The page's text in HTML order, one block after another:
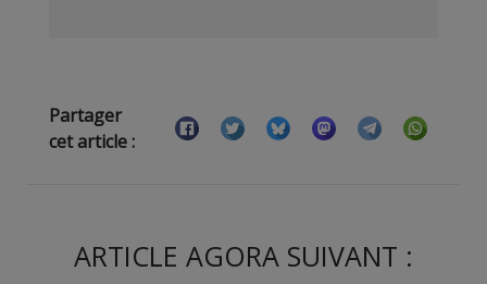
Partager
cet article :
ARTICLE AGORA SUIVANT :